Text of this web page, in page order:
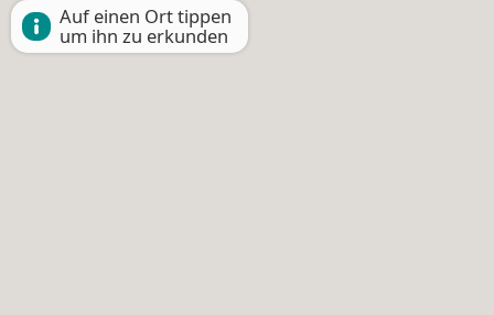
Auf einen Ort tippen
um ihn zu erkunden